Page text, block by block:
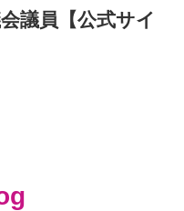
議員【公式サイ